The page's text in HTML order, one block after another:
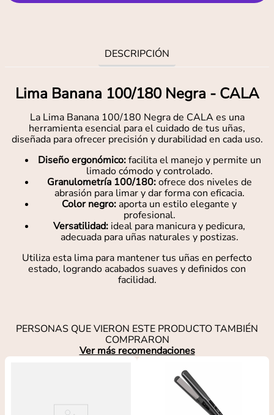
DESCRIPCIÓN
Lima Banana 100/180 Negra - CALA
La Lima Banana 100/180 Negra de CALA es una
herramienta esencial para el cuidado de tus uñas,
diseñada para ofrecer precisión y durabilidad en cada uso.
Diseño ergonómico:facilita el manejo y permite un
limado cómodo y controlado.
Granulometría 100/180:ofrece dos niveles de
abrasión para limar y dar forma con eficacia.
Color negro: aporta un estilo elegante y
profesional.
Versatilidad: ideal para manicura y pedicura,
adecuada para uñas naturales y postizas.
Utiliza esta lima para mantener tus uñas en perfecto
estado, logrando acabados suaves y definidos con
facilidad.
PERSONAS QUE VIERON ESTE PRODUCTO TAMBIÉN
COMPRARON
Ver más recomendaciones